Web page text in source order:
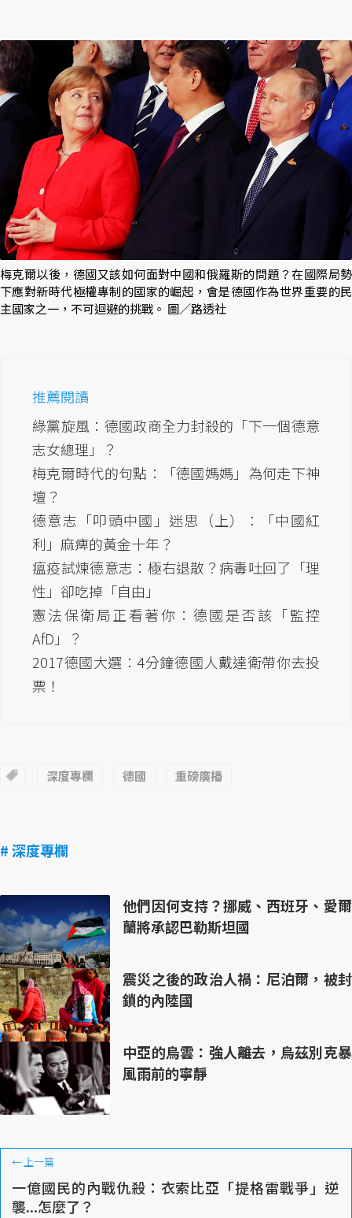
梅克爾以後，德國又該如何面對中國和俄羅斯的問題？在國際局勢
下應對新時代極權專制的國家的崛起，會是德國作為世界重要的民
主國家之一，不可迴避的挑戰。 圖／路透社
推薦閱讀
綠黨旋風：德國政商全力封殺的「下一個德意
志女總理」？
梅克爾時代的句點：「德國媽媽」為何走下神
壇？
德意志「叩頭中國」迷思（上）：「中國紅
利」麻痺的黃金十年？
瘟疫試煉德意志：極右退散？病毒吐回了「理
性」卻吃掉「自由」
憲法保衛局正看著你：德國是否該「監控
AfD」？
2017德國大選：4分鐘德國人戴達衛帶你去投
票！
深度專欄 德國 重磅廣播
# 深度專欄
他們因何支持？挪威、西班牙、愛爾
蘭將承認巴勒斯坦國
震災之後的政治人禍：尼泊爾，被封
鎖的內陸國
中亞的烏雲：強人離去，烏茲別克暴
風雨前的寧靜
←上一篇
一億國民的內戰仇殺：衣索比亞「提格雷戰爭」逆
襲...怎麼了？